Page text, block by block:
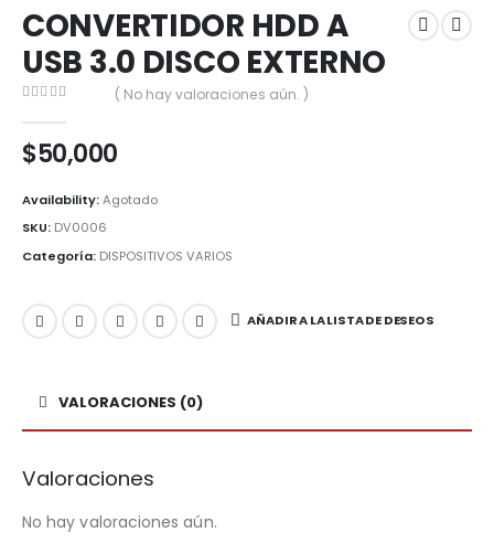
CONVERTIDOR HDD A
USB 3.0 DISCO EXTERNO
( No hay valoraciones aún. )
$50,000
Availability:Agotado
SKU: DV0006
Categoría: DISPOSITIVOS VARIOS
AÑADIR A LA LISTA DE DESEOS
VALORACIONES (0)
Valoraciones
No hay valoraciones aún.